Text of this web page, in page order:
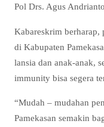
Pol Drs. Agus
Kabareskrim berharap,
di Kabupaten
lansia dan anak-anak,
immunity bisa segera
“Mudah – mudahan
Pamekasan semakin